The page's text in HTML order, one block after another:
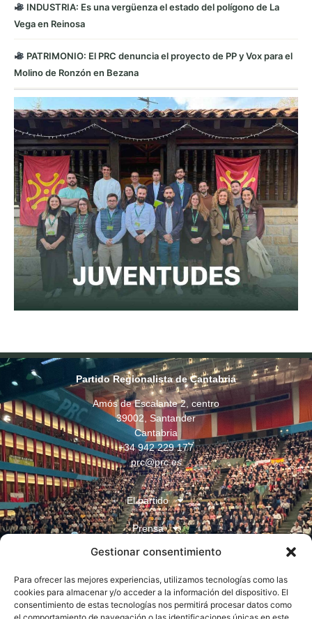
Gestionar consentimiento
Para ofrecer las mejores experiencias, utilizamos tecnologías como las
cookies para almacenar y/o acceder a la información del dispositivo. El
consentimiento de estas tecnologías nos permitirá procesar datos como
INDUSTRIA: Es una vergüenza el estado del polígono de La
Vega en Reinosa
PATRIMONIO: El PRC denuncia el proyecto de PP y Vox para el
Molino de Ronzón en Bezana
Partido Regionalista de Cantabria
Amós de Escalante 2, centro
39002, Santander
Cantabria
+34 942 229 177
prc@prc.es
El partido
Prensa
Juventudes
Contacto